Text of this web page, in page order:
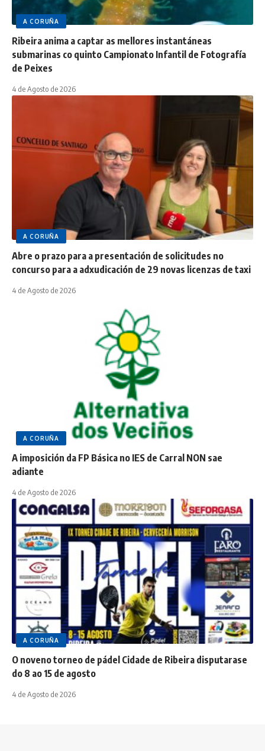
A CORUÑA
Ribeira anima a captar as mellores instantáneas
submarinas co quinto Campionato Infantil de Fotografía
de Peixes
4 de Agosto de 2026
A CORUÑA
Abre o prazo para a presentación de solicitudes no
concurso para a adxudicación de 29 novas licenzas de taxi
4 de Agosto de 2026
A CORUÑA
A imposición da FP Básica no IES de Carral NON sae
adiante
4 de Agosto de 2026
A CORUÑA
O noveno torneo de pádel Cidade de Ribeira disputarase
do 8 ao 15 de agosto
4 de Agosto de 2026